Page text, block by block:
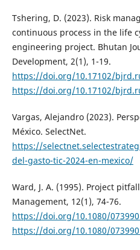
Tshering, D. (2023). Risk
continuous process in the life
engineering project. Bhutan
Development, 2(1), 1-19.
https://doi.org/10.17102/
https://doi.org/10.17102/
Vargas, Alejandro (2023).
México. SelectNet.
https://
del-gasto-tic-2024-en-mexico/
Ward, J. A. (1995). Project
Management, 12(1), 74-76.
https://doi.org/10.1080/
https://doi.org/10.1080/